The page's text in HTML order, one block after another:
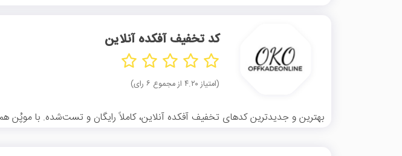
کد تخفیف آفکده آنلاین
(امتیاز ۴.۲۰ از مجموع ۶ رای)
بهترین و جدیدترین کدهای تخفیف آفکده آنلاین، کاملاً رایگان و تست‌شده. با موپُن